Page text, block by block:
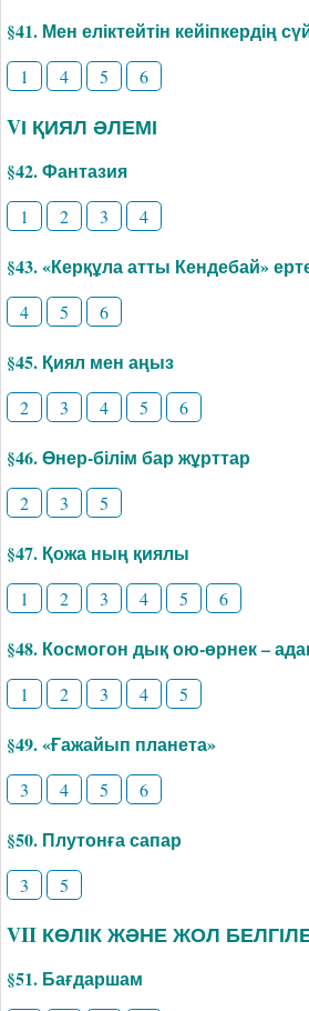
§41. Мен еліктейтін кейіпкердің
1 4 5 6
VІ ҚИЯЛ ӘЛЕМІ
§42. Фантазия
1 2 3 4
§43. «Керқұла атты Кендебай»
4 5 6
§45. Қиял мен аңыз
2 3 4 5 6
§46. Өнер-білім бар жұрттар
2 3 5
§47. Қожа ның қиялы
1 2 3 4 5 6
§48. Космогон дық ою-өрнек –
1 2 3 4 5
§49. «Ғажайып планета»
3 4 5 6
§50. Плутонға сапар
3 5
VII КӨЛІК ЖӘНЕ ЖОЛ
§51. Бағдаршам